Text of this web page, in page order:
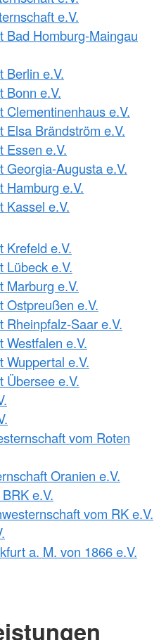
e.V.
Bad Homburg-Maingau
Berlin e.V.
Bonn e.V.
Clementinenhaus e.V.
Elsa Brändström e.V.
Essen e.V.
Georgia-Augusta e.V.
Hamburg e.V.
Kassel e.V.
Krefeld e.V.
Lübeck e.V.
Marburg e.V.
Ostpreußen e.V.
Rheinpfalz-Saar e.V.
Westfalen e.V.
Wuppertal e.V.
Übersee e.V.
vom Roten
Oranien e.V.
e.V.
vom RK e.V.
a. M. von 1866 e.V.